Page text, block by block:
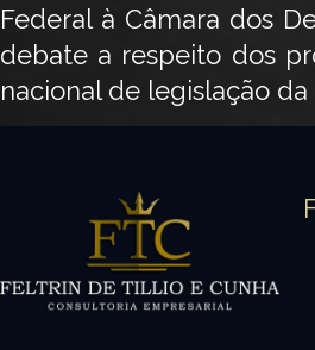
Federal à Câmara dos
debate a respeito dos
nacional de legislação da